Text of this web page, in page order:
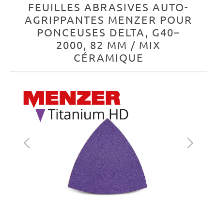
FEUILLES ABRASIVES AUTO-
AGRIPPANTES MENZER POUR
PONCEUSES DELTA, G40–
2000, 82 MM / MIX
CÉRAMIQUE
Ignorer la galerie d'images